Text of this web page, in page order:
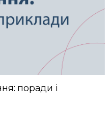
поради і